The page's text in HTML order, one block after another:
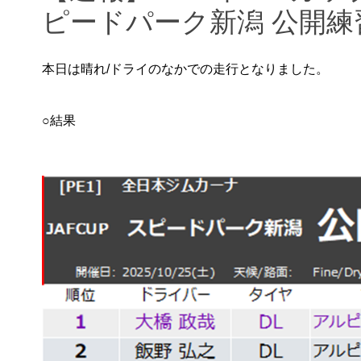
ピードパーク新潟 公開
本日は晴れ/ドライのなかでの走行となりました。
○結果